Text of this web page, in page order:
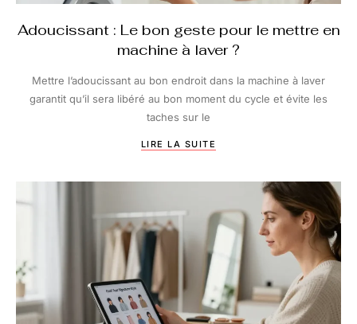
Adoucissant : Le bon geste pour le mettre en
machine à laver ?
Mettre l’adoucissant au bon endroit dans la machine à laver
garantit qu’il sera libéré au bon moment du cycle et évite les
taches sur le
LIRE LA SUITE